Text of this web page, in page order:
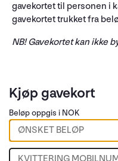
gavekortet til personen i
gavekortet trukket fra
NB! Gavekortet kan ikke
Kjøp gavekort
Beløp oppgis i NOK